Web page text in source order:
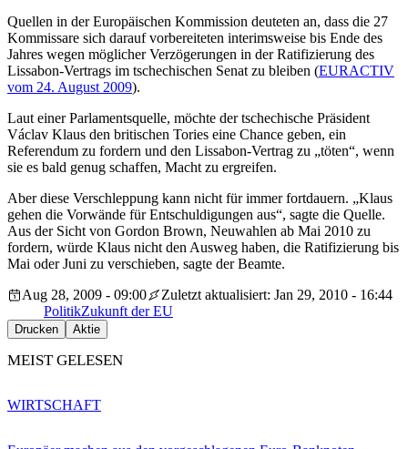
Quellen in der Europäischen Kommission deuteten an, dass die 27
Kommissare sich darauf vorbereiteten interimsweise bis Ende des
Jahres wegen möglicher Verzögerungen in der Ratifizierung des
Lissabon-Vertrags im tschechischen Senat zu bleiben (EURACTIV
vom 24. August 2009).
Laut einer Parlamentsquelle, möchte der tschechische Präsident
Václav Klaus den britischen Tories eine Chance geben, ein
Referendum zu fordern und den Lissabon-Vertrag zu „töten“, wenn
sie es bald genug schaffen, Macht zu ergreifen.
Aber diese Verschleppung kann nicht für immer fortdauern. „Klaus
gehen die Vorwände für Entschuldigungen aus“, sagte die Quelle.
Aus der Sicht von Gordon Brown, Neuwahlen ab Mai 2010 zu
fordern, würde Klaus nicht den Ausweg haben, die Ratifizierung bis
Mai oder Juni zu verschieben, sagte der Beamte.
Aug 28, 2009 - 09:00
Zuletzt aktualisiert: Jan 29, 2010 - 16:44
PolitikZukunft der EU
Drucken Aktie
MEIST GELESEN
WIRTSCHAFT